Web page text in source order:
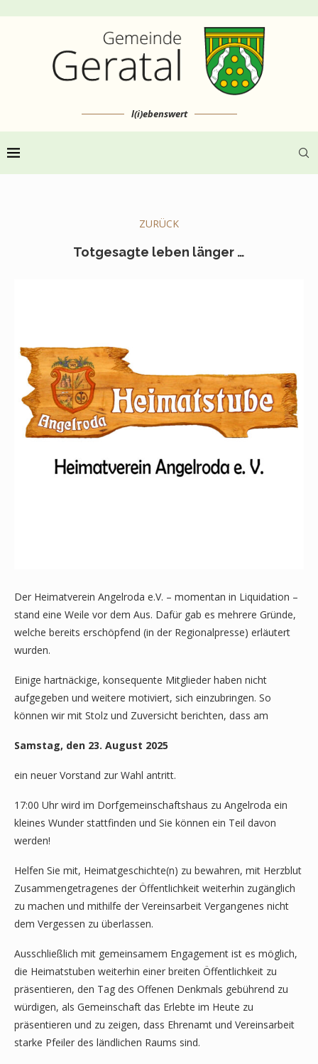
l(i)ebenswert
ZURÜCK
Totgesagte leben länger …
Der Heimatverein Angelroda e.V. – momentan in Liquidation –
stand eine Weile vor dem Aus. Dafür gab es mehrere Gründe,
welche bereits erschöpfend (in der Regionalpresse) erläutert
wurden.
Einige hartnäckige, konsequente Mitglieder haben nicht
aufgegeben und weitere motiviert, sich einzubringen. So
können wir mit Stolz und Zuversicht berichten, dass am
Samstag, den 23. August 2025
ein neuer Vorstand zur Wahl antritt.
17:00 Uhr wird im Dorfgemeinschaftshaus zu Angelroda ein
kleines Wunder stattfinden und Sie können ein Teil davon
werden!
Helfen Sie mit, Heimatgeschichte(n) zu bewahren, mit Herzblut
Zusammengetragenes der Öffentlichkeit weiterhin zugänglich
zu machen und mithilfe der Vereinsarbeit Vergangenes nicht
dem Vergessen zu überlassen.
Ausschließlich mit gemeinsamem Engagement ist es möglich,
die Heimatstuben weiterhin einer breiten Öffentlichkeit zu
präsentieren, den Tag des Offenen Denkmals gebührend zu
würdigen, als Gemeinschaft das Erlebte im Heute zu
präsentieren und zu zeigen, dass Ehrenamt und Vereinsarbeit
starke Pfeiler des ländlichen Raums sind.